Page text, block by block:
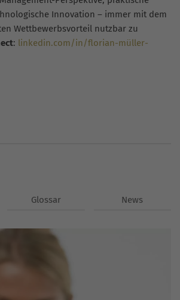
Innovation – immer mit dem
Wettbewerbsvorteil nutzbar zu
: linkedin.com/in/florian-müller-
Glossar News